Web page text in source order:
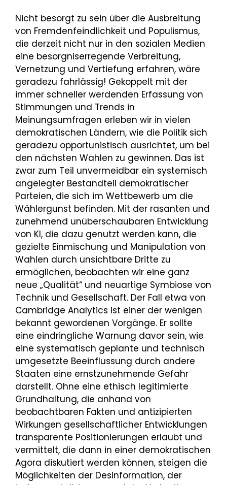
Nicht besorgt zu sein über die Ausbreitung
von Fremdenfeindlichkeit und Populismus,
die derzeit nicht nur in den sozialen Medien
eine besorgniserregende Verbreitung,
Vernetzung und Vertiefung erfahren, wäre
geradezu fahrlässig! Gekoppelt mit der
immer schneller werdenden Erfassung von
Stimmungen und Trends in
Meinungsumfragen erleben wir in vielen
demokratischen Ländern, wie die Politik sich
geradezu opportunistisch ausrichtet, um bei
den nächsten Wahlen zu gewinnen. Das ist
zwar zum Teil unvermeidbar ein systemisch
angelegter Bestandteil demokratischer
Parteien, die sich im Wettbewerb um die
Wählergunst befinden. Mit der rasanten und
zunehmend unüberschaubaren Entwicklung
von KI, die dazu genutzt werden kann, die
gezielte Einmischung und Manipulation von
Wahlen durch unsichtbare Dritte zu
ermöglichen, beobachten wir eine ganz
neue „Qualität“ und neuartige Symbiose von
Technik und Gesellschaft. Der Fall etwa von
Cambridge Analytics ist einer der wenigen
bekannt gewordenen Vorgänge. Er sollte
eine eindringliche Warnung davor sein, wie
eine systematisch geplante und technisch
umgesetzte Beeinflussung durch andere
Staaten eine ernstzunehmende Gefahr
darstellt. Ohne eine ethisch legitimierte
Grundhaltung, die anhand von
beobachtbaren Fakten und antizipierten
Wirkungen gesellschaftlicher Entwicklungen
transparente Positionierungen erlaubt und
vermittelt, die dann in einer demokratischen
Agora diskutiert werden können, steigen die
Möglichkeiten der Desinformation, der